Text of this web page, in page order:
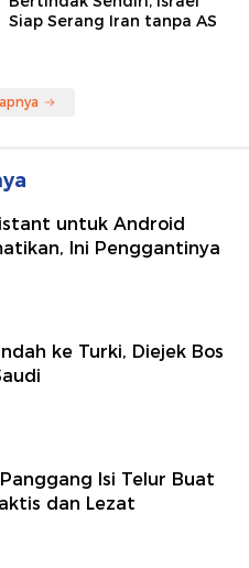
Siap Serang Iran tanpa AS
untuk Android
Ini Penggantinya
ke Turki, Diejek Bos
Isi Telur Buat
dan Lezat